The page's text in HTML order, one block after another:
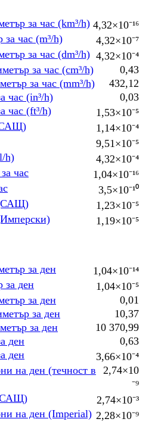
за час (km³/h) 4,32×10⁻¹⁶
час (m³/h)
4,32×10⁻⁷
за час (dm³/h) 4,32×10⁻⁴
за час (cm³/h)
0,43
за час (mm³/h)
432,12
час (in³/h)
0,03
час (ft³/h)
1,53×10⁻⁵
1,14×10⁻⁴
9,51×10⁻⁵
h)
4,32×10⁻⁴
час
1,04×10⁻¹⁶
3,5×10⁻¹⁰
(САЩ)
1,23×10⁻⁵
1,19×10⁻⁵
за ден
1,04×10⁻¹⁴
за ден
1,04×10⁻⁵
за ден
0,01
за ден
10,37
за ден
10 370,99
ден
0,63
ден
3,66×10⁻⁴
на ден (течност в
2,74×10
⁻⁹
2,74×10⁻³
на ден (Imperial) 2,28×10⁻⁹